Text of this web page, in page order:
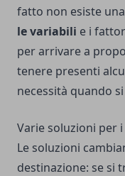
fatto non esiste
le variabili e i
per arrivare a
tenere presenti
necessità quando
Varie soluzioni per
Le soluzioni
destinazione: se si